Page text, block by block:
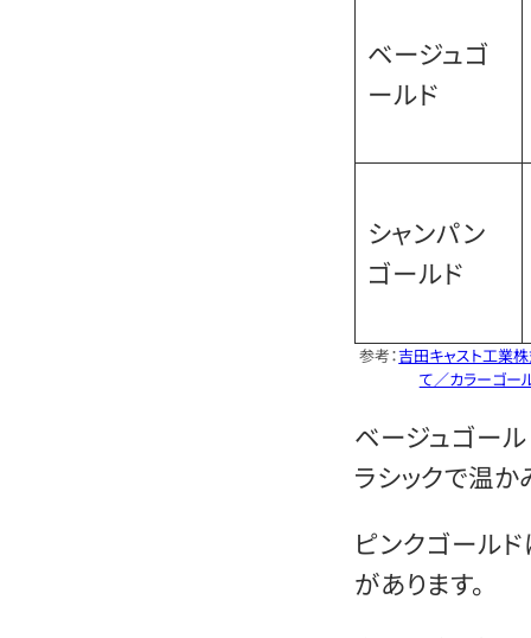
ベージュゴ
ールド
シャンパン
ゴールド
参考：吉田キャスト工業
て／カラーゴー
ベージュゴー
ラシックで温か
ピンクゴール
があります。